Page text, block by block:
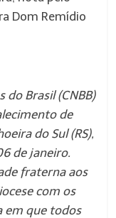
Dom Remídio
do Brasil (CNBB)
de
do Sul (RS),
de janeiro.
fraterna aos
com os
em que todos